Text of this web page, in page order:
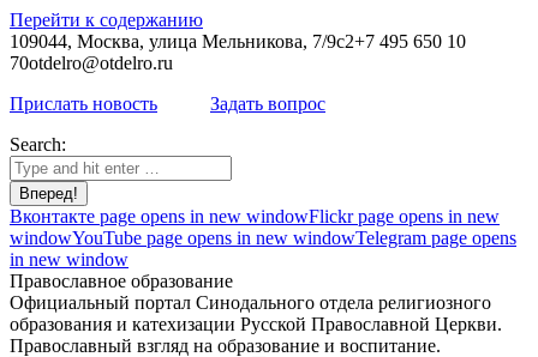
Перейти к содержанию
109044, Москва, улица Мельникова, 7/9с2+7 495 650 10
70otdelro@otdelro.ru
Прислать новость
Задать вопрос
Search:
Вконтакте page opens in new windowFlickr page opens in new
windowYouTube page opens in new windowTelegram page opens
in new window
Православное образование
Официальный портал Синодального отдела религиозного
образования и катехизации Русской Православной Церкви.
Православный взгляд на образование и воспитание.